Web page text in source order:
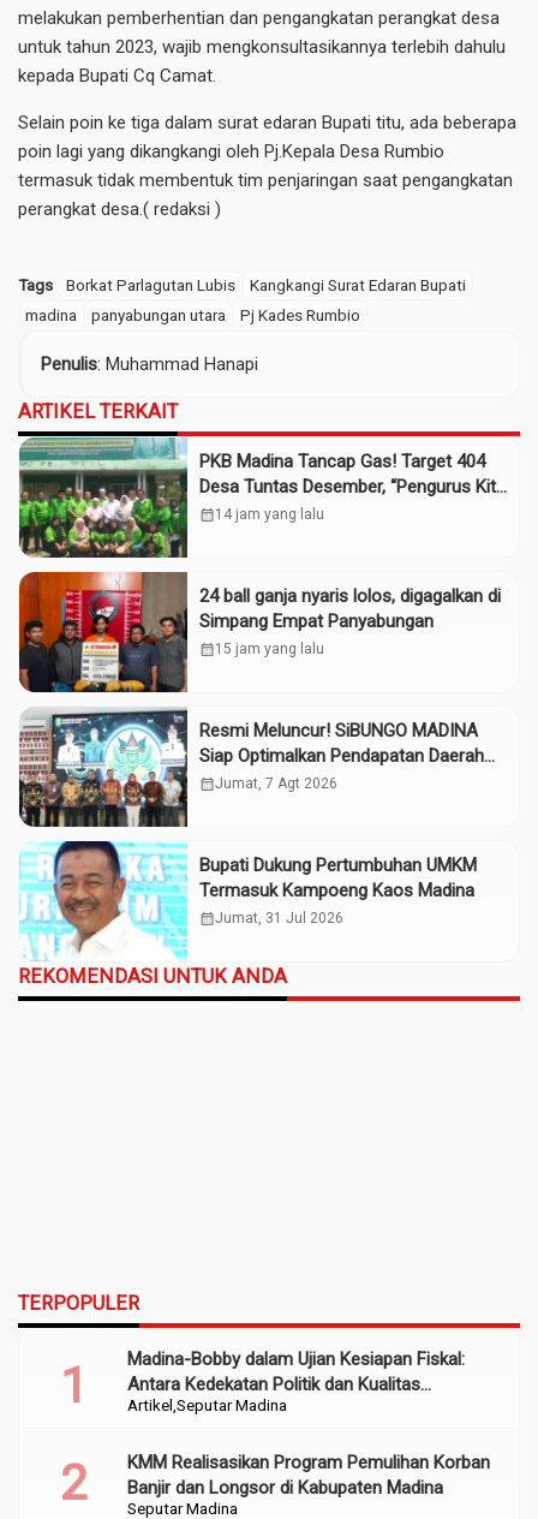
melakukan pemberhentian dan pengangkatan perangkat desa
untuk tahun 2023, wajib mengkonsultasikannya terlebih dahulu
kepada Bupati Cq Camat.
Selain poin ke tiga dalam surat edaran Bupati titu, ada beberapa
poin lagi yang dikangkangi oleh Pj.Kepala Desa Rumbio
termasuk tidak membentuk tim penjaringan saat pengangkatan
perangkat desa.( redaksi )
Tags Borkat Parlagutan Lubis
Kangkangi Surat Edaran Bupati
madina
panyabungan utara Pj Kades Rumbio
Penulis: Muhammad Hanapi
ARTIKEL TERKAIT
PKB Madina Tancap Gas! Target 404
Desa Tuntas Desember, “Pengurus Kita
Adalah Tokoh”
calendar_month14 jam yang lalu
24 ball ganja nyaris lolos, digagalkan di
Simpang Empat Panyabungan
calendar_month15 jam yang lalu
Resmi Meluncur! SiBUNGO MADINA
Siap Optimalkan Pendapatan Daerah
Madina
calendar_monthJumat, 7 Agt 2026
Bupati Dukung Pertumbuhan UMKM
Termasuk Kampoeng Kaos Madina
calendar_monthJumat, 31 Jul 2026
REKOMENDASI UNTUK ANDA
TERPOPULER
Artikel Seputar Madina
Madina-Bobby dalam Ujian Kesiapan Fiskal:
Antara Kedekatan Politik dan Kualitas
Perencanaan
Seputar Madina
KMM Realisasikan Program Pemulihan Korban
Banjir dan Longsor di Kabupaten Madina